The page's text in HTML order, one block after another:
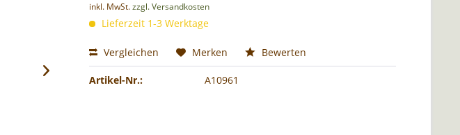
inkl. MwSt.zzgl. Versandkosten
Lieferzeit 1-3 Werktage
Vergleichen Merken Bewerten
Artikel-Nr.: A10961